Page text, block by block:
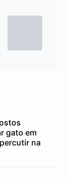
gato em
na